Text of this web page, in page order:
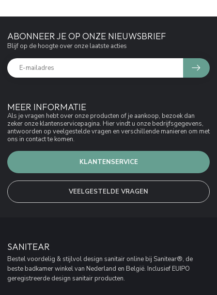
MEER INFORMATIE
Als je vragen hebt over onze producten of je aankoop, bezoek dan
zeker onze klantenservicepagina. Hier vindt u onze bedrijfsgegevens,
antwoorden op veelgestelde vragen en verschillende manieren om met
ons in contact te komen.
KLANTENSERVICE
VEELGESTELDE VRAGEN
ABONNEER JE OP ONZE NIEUWSBRIEF
Blijf op de hoogte over onze laatste acties
SANITEAR
Bestel voordelig & stijlvol design sanitair online bij Sanitear®, de
beste badkamer winkel van Nederland en België. Inclusief EUIPO
geregistreerde design sanitair producten.